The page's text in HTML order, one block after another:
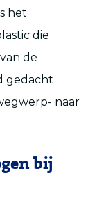
het
die
de
gedacht
naar
bij